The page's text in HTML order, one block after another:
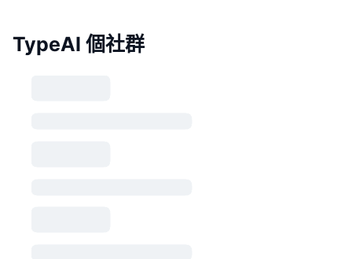
TypeAI 個社群